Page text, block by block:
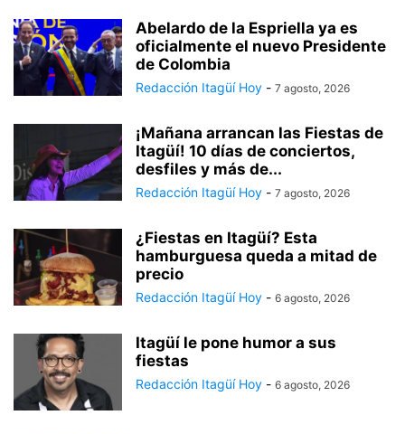
Abelardo de la Espriella ya es
oficialmente el nuevo Presidente
de Colombia
Redacción Itagüí Hoy - 7 agosto, 2026
¡Mañana arrancan las Fiestas de
Itagüí! 10 días de conciertos,
desfiles y más de...
Redacción Itagüí Hoy - 7 agosto, 2026
¿Fiestas en Itagüí? Esta
hamburguesa queda a mitad de
precio
Redacción Itagüí Hoy - 6 agosto, 2026
Itagüí le pone humor a sus
fiestas
Redacción Itagüí Hoy - 6 agosto, 2026